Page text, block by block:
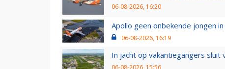
06-08-2026, 16:20
Apollo geen onbekende jongen
06-08-2026, 16:19
In jacht op vakantiegangers sluit
06-08-2026, 15:56